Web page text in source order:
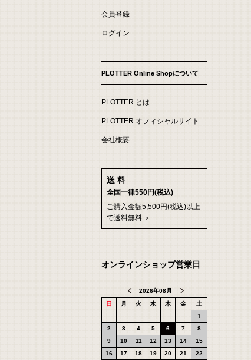
会員登録
ログイン
PLOTTER Online Shopについて
PLOTTER とは
PLOTTER オフィシャルサイト
会社概要
送 料
全国一律550円(税込)
ご購入金額5,500円(税込)以上
で送料無料 ＞
オンラインショップ営業日
2026年08月
日
月 火 水 木 金
土
1
2
3 4 5 6 7
8
9
10 11 12 13 14
15
16
17 18 19 20 21
22